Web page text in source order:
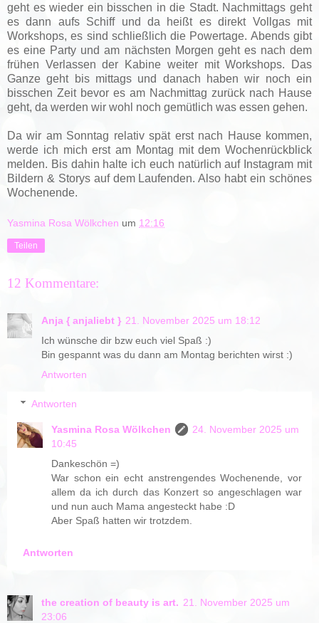
geht es wieder ein bisschen in die Stadt. Nachmittags geht
es dann aufs Schiff und da heißt es direkt Vollgas mit
Workshops, es sind schließlich die Powertage. Abends gibt
es eine Party und am nächsten Morgen geht es nach dem
frühen Verlassen der Kabine weiter mit Workshops. Das
Ganze geht bis mittags und danach haben wir noch ein
bisschen Zeit bevor es am Nachmittag zurück nach Hause
geht, da werden wir wohl noch gemütlich was essen gehen.
Da wir am Sonntag relativ spät erst nach Hause kommen,
werde ich mich erst am Montag mit dem Wochenrückblick
melden. Bis dahin halte ich euch natürlich auf Instagram mit
Bildern & Storys auf dem Laufenden. Also habt ein schönes
Wochenende.
Yasmina Rosa Wölkchen um 12:16
Teilen
12 Kommentare:
Anja { anjaliebt } 21. November 2025 um 18:12
Ich wünsche dir bzw euch viel Spaß :)
Bin gespannt was du dann am Montag berichten wirst :)
Antworten
Antworten
Yasmina Rosa Wölkchen
24. November 2025 um
10:45
Dankeschön =)
War schon ein echt anstrengendes Wochenende, vor
allem da ich durch das Konzert so angeschlagen war
und nun auch Mama angesteckt habe :D
Aber Spaß hatten wir trotzdem.
Antworten
the creation of beauty is art. 21. November 2025 um
23:06